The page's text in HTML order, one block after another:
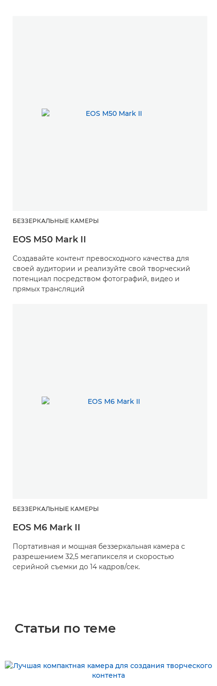
БЕЗЗЕРКАЛЬНЫЕ КАМЕРЫ
EOS M50 Mark II
Создавайте контент превосходного качества для
своей аудитории и реализуйте свой творческий
потенциал посредством фотографий, видео и
прямых трансляций
БЕЗЗЕРКАЛЬНЫЕ КАМЕРЫ
EOS M6 Mark II
Портативная и мощная беззеркальная камера с
разрешением 32,5 мегапикселя и скоростью
серийной съемки до 14 кадров/сек.
Статьи по теме